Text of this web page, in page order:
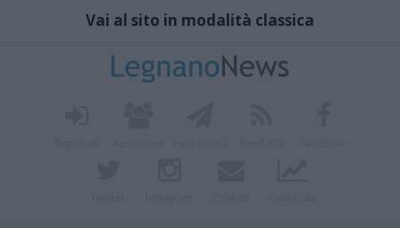
Vai al sito in modalità classica